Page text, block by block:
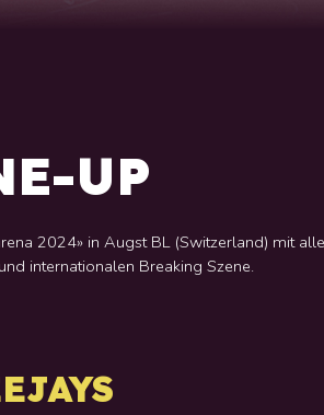
UP
2024» in Augst BL (Switzerland) mit
internationalen Breaking Szene.